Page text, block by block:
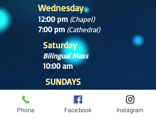
Wednesday
12:00 pm (Chapel)
7:00 pm (Cathedral)
Saturday
Bilingual Mass
10:00 am
SUNDAYS
8:30 am
(Cathedral)
Phone Facebook Instagram